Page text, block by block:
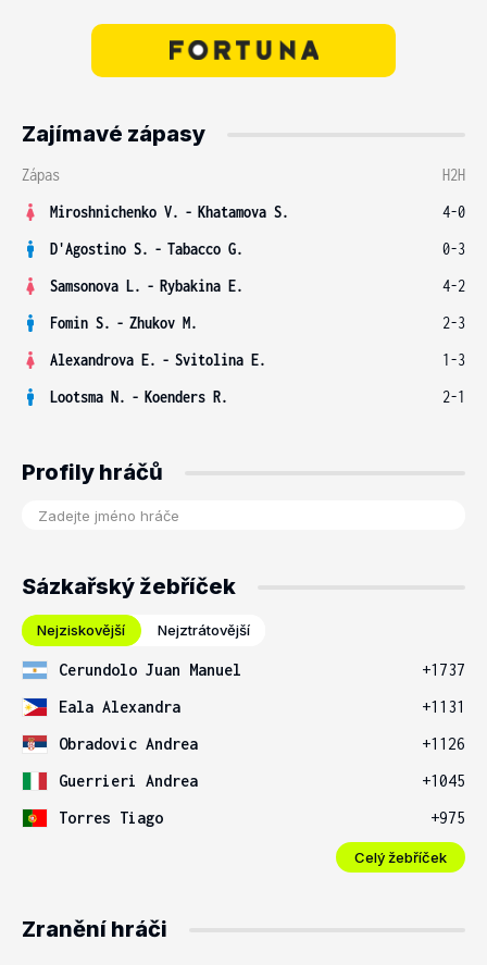
Zajímavé zápasy
Zápas
H2H
Miroshnichenko V. - Khatamova S.
4-0
D'Agostino S. - Tabacco G.
0-3
Samsonova L. - Rybakina E.
4-2
Fomin S. - Zhukov M.
2-3
Alexandrova E. - Svitolina E.
1-3
Lootsma N. - Koenders R. 2-1
Profily hráčů
Sázkařský žebříček
Nejziskovější Nejztrátovější
Cerundolo Juan Manuel
+1737
Eala Alexandra
+1131
Obradovic Andrea
+1126
Guerrieri Andrea
+1045
Torres Tiago
+975
Celý žebříček
Zranění hráči